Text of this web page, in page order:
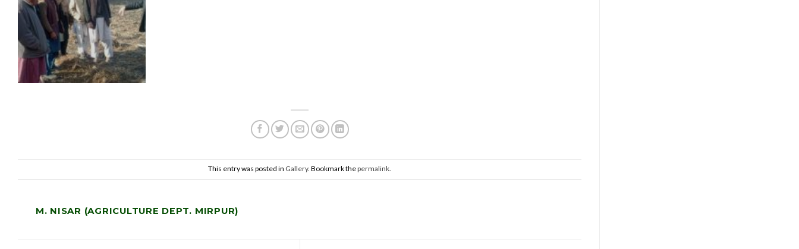
This entry was posted in Gallery. Bookmark thepermalink.
M. NISAR (AGRICULTURE DEPT. MIRPUR)